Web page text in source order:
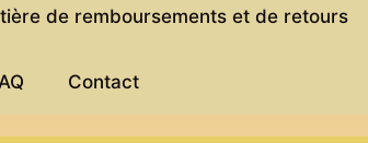
de remboursements et de retours
Contact